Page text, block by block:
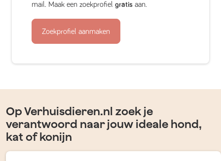
mail. Maak een zoekprofiel gratis aan.
Zoekprofiel aanmaken
Op Verhuisdieren.nl zoek je
verantwoord naar jouw ideale hond,
kat of konijn